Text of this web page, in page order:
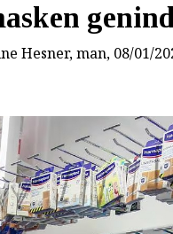
Hesner, man, 08/01/